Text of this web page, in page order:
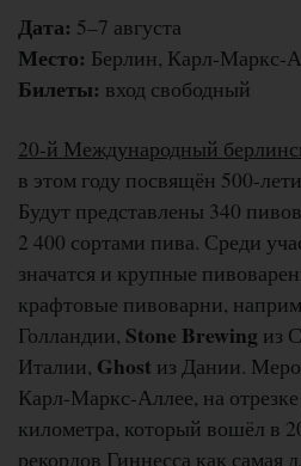
Дата: 5–7 августа
Место: Берлин, Карл-Маркс-
Билеты: вход свободный
20-й Международный
в этом году посвящён 500-
Будут представлены 340
2 400 сортами пива. Среди
значатся и крупные
крафтовые пивоварни,
Голландии, Stone Brewing из
Италии, Ghost из Дании.
Карл-Маркс-Аллее, на
километра, который вошёл в
рекордов Гиннесса как самая